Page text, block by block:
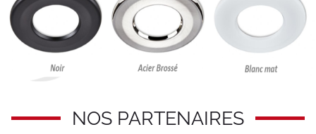
NOS PARTENAIRES